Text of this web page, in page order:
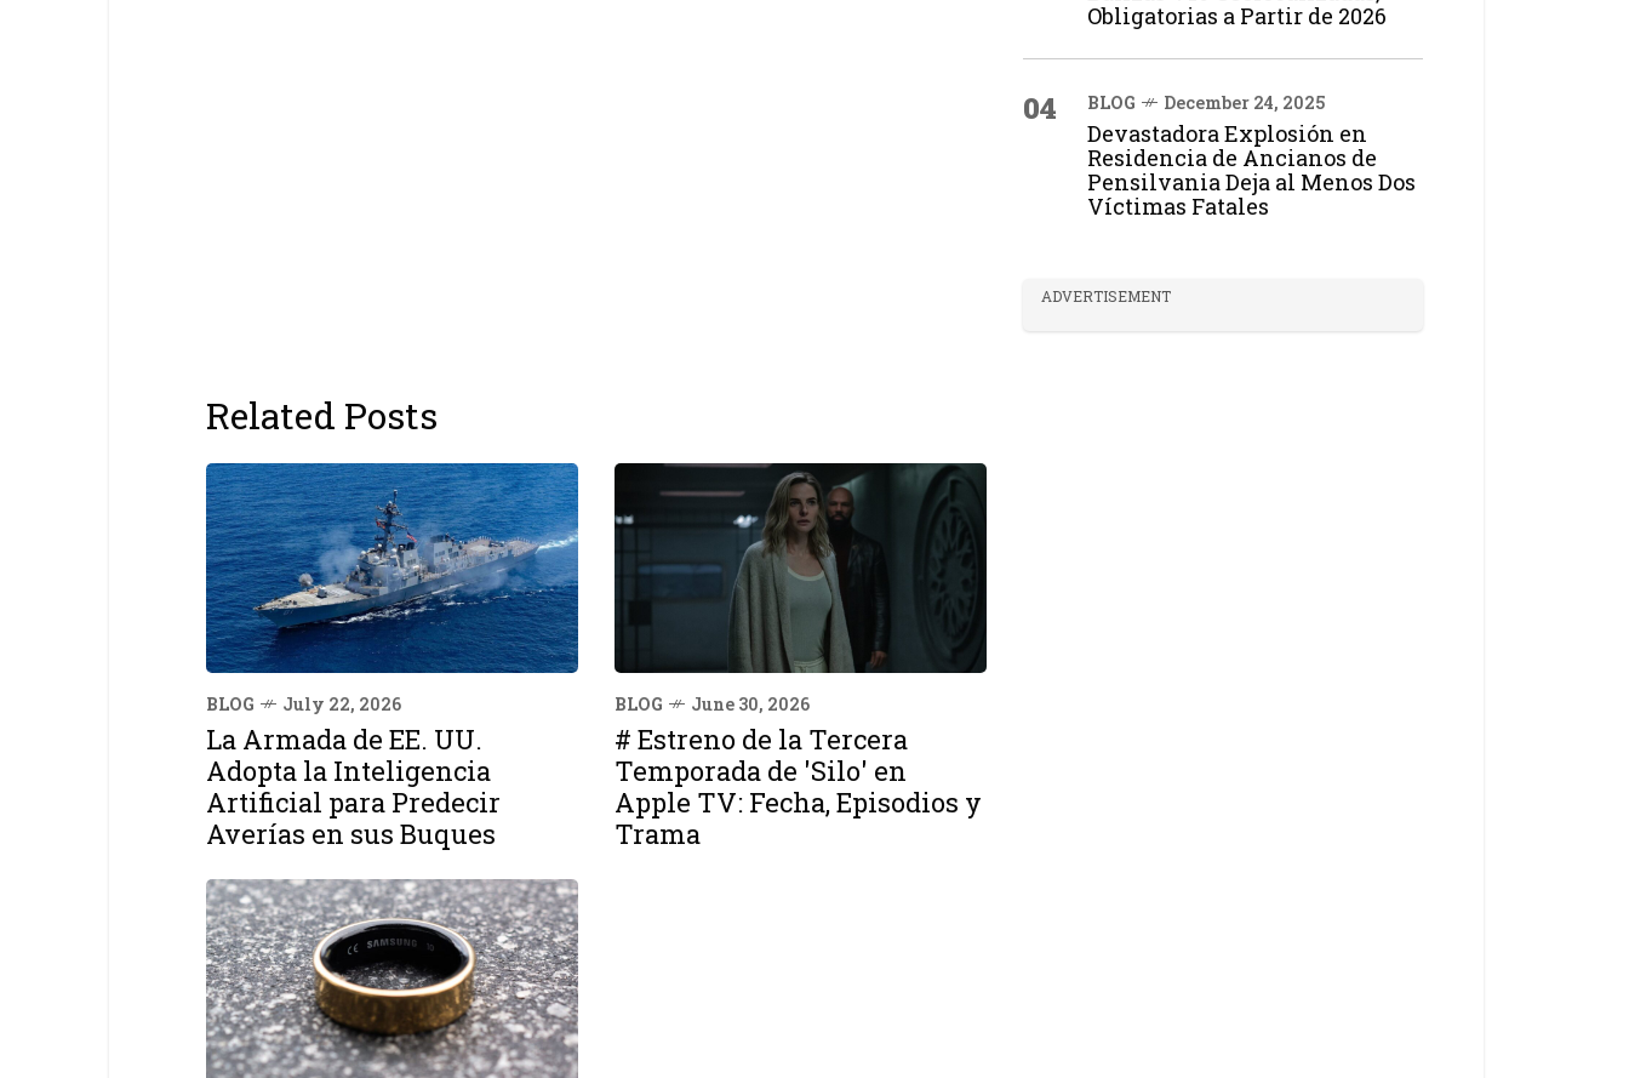
Related Posts
BLOG July 22, 2026
La Armada de EE. UU.
Adopta la Inteligencia
Artificial para Predecir
Averías en sus Buques
BLOG June 30, 2026
# Estreno de la Tercera
Temporada de 'Silo' en
Apple TV: Fecha, Episodios y
Trama
Obligatorias a Partir de 2026
04 BLOG December 24, 2025
Devastadora Explosión en
Residencia de Ancianos de
Pensilvania Deja al Menos Dos
Víctimas Fatales
ADVERTISEMENT